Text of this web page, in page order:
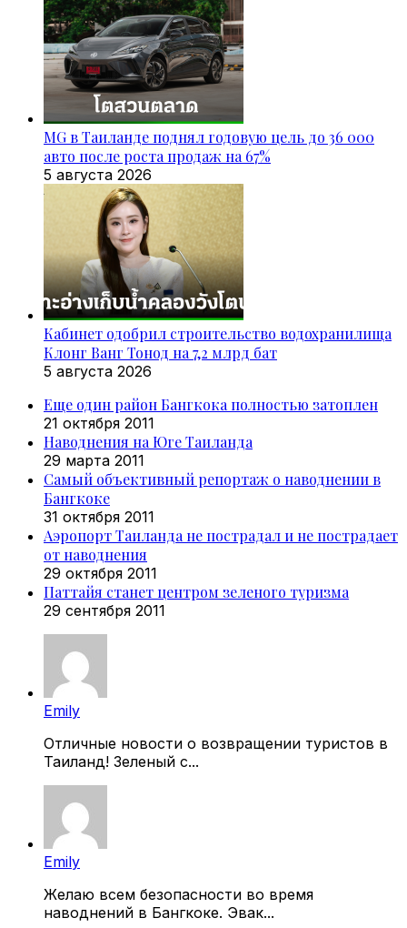
MG в Таиланде поднял годовую цель до 36 000
авто после роста продаж на 67%
5 августа 2026
Кабинет одобрил строительство водохранилища
Клонг Ванг Тонод на 7,2 млрд бат
5 августа 2026
Еще один район Бангкока полностью затоплен
21 октября 2011
Наводнения на Юге Таиланда
29 марта 2011
Самый объективный репортаж о наводнении в
Бангкоке
31 октября 2011
Аэропорт Таиланда не пострадал и не пострадает
от наводнения
29 октября 2011
Паттайя станет центром зеленого туризма
29 сентября 2011
Emily
Отличные новости о возвращении туристов в
Таиланд! Зеленый с...
Emily
Желаю всем безопасности во время
наводнений в Бангкоке. Эвак...